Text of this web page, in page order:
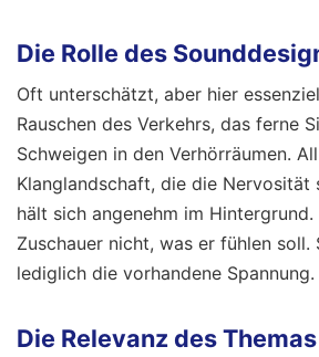
Die Rolle des
Oft unterschätzt, aber hier
Rauschen des Verkehrs, das ferne
Schweigen in den Verhörräumen.
Klanglandschaft, die die Nervosität
hält sich angenehm im
Zuschauer nicht, was er fühlen soll.
lediglich die vorhandene Spannung.
Die Relevanz des